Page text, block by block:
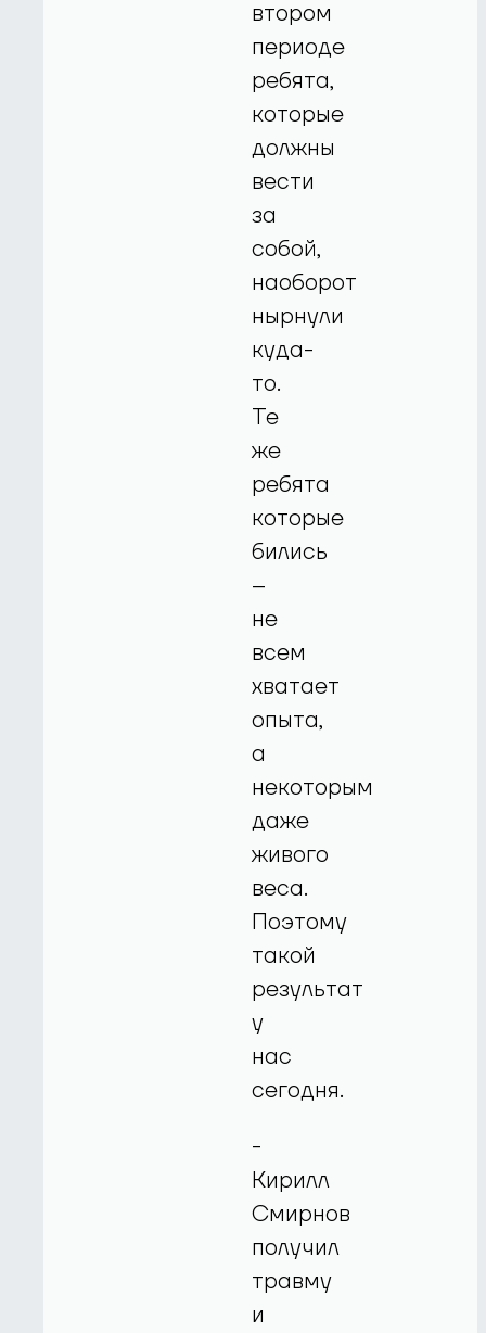
втором
периоде
ребята,
которые
должны
вести
за
собой,
наоборот
нырнули
куда-
то.
Те
же
ребята
которые
бились
–
не
всем
хватает
опыта,
а
некоторым
даже
живого
веса.
Поэтому
такой
результат
у
нас
сегодня.
-
Кирилл
Смирнов
получил
травму
и